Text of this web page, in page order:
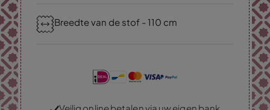
Breedte van de stof - 110 cm